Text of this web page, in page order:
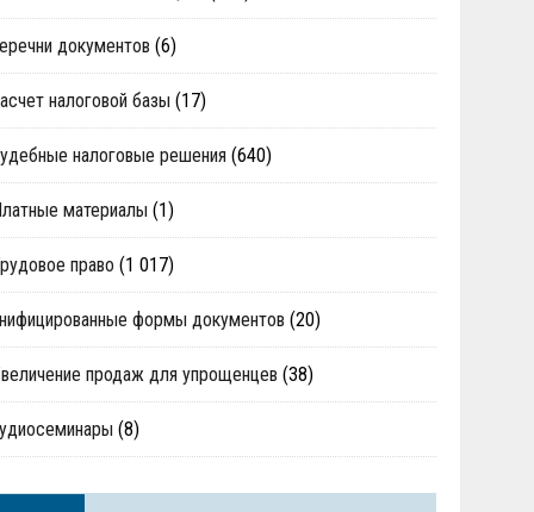
документов (6)
налоговой базы (17)
налоговые решения (640)
материалы (1)
право (1 017)
формы документов (20)
продаж для упрощенцев (38)
(8)